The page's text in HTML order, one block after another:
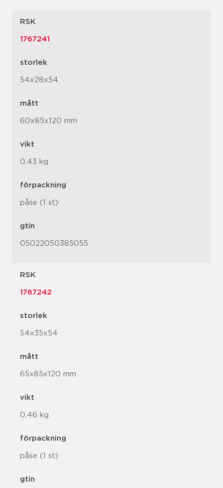
RSK
1767241
storlek
54x28x54
mått
60x85x120 mm
vikt
0,43 kg
förpackning
påse (1 st)
gtin
05022050385055
RSK
1767242
storlek
54x35x54
mått
65x85x120 mm
vikt
0,46 kg
förpackning
påse (1 st)
gtin